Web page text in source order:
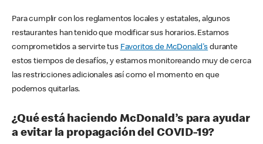
Para cumplir con los reglamentos locales y estatales, algunos
restaurantes han tenido que modificar sus horarios. Estamos
comprometidos a servirte tus Favoritos de McDonald's durante
estos tiempos de desafíos, y estamos monitoreando muy de cerca
las restricciones adicionales así como el momento en que
podemos quitarlas.
¿Qué está haciendo McDonald’s para ayudar
a evitar la propagación del COVID-19?